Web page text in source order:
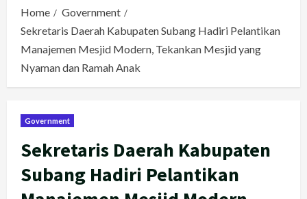
Home
Government
Sekretaris Daerah Kabupaten Subang Hadiri Pelantikan
Manajemen Mesjid Modern, Tekankan Mesjid yang
Nyaman dan Ramah Anak
Government
Sekretaris Daerah Kabupaten
Subang Hadiri Pelantikan